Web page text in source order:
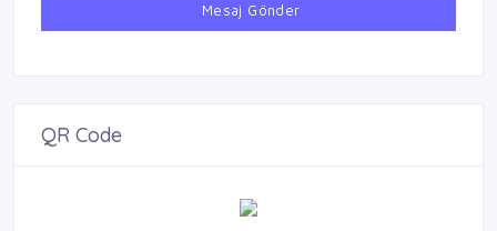
Mesaj Gönder
QR Code